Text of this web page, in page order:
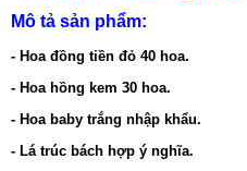
Mô tả sản phẩm:
- Hoa đồng tiền đỏ 40 hoa.
- Hoa hồng kem 30 hoa.
- Hoa baby trắng nhập khẩu.
- Lá trúc bách hợp ý nghĩa.